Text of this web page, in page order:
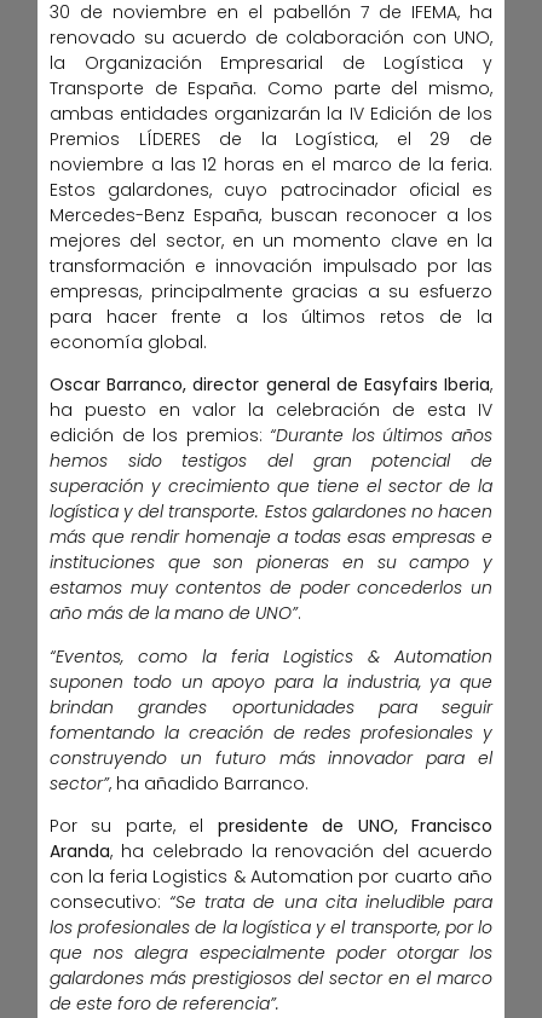
30 de noviembre en el pabellón 7 de IFEMA, ha
renovado su acuerdo de colaboración con UNO,
la Organización Empresarial de Logística y
Transporte de España. Como parte del mismo,
ambas entidades organizarán la IV Edición de los
Premios LÍDERES de la Logística, el 29 de
noviembre a las 12 horas en el marco de la feria.
Estos galardones, cuyo patrocinador oficial es
Mercedes-Benz España, buscan reconocer a los
mejores del sector, en un momento clave en la
transformación e innovación impulsado por las
empresas, principalmente gracias a su esfuerzo
para hacer frente a los últimos retos de la
economía global.
Oscar Barranco, director general de Easyfairs Iberia,
ha puesto en valor la celebración de esta IV
edición de los premios: “Durante los últimos años
hemos sido testigos del gran potencial de
superación y crecimiento que tiene el sector de la
logística y del transporte. Estos galardones no hacen
más que rendir homenaje a todas esas empresas e
instituciones que son pioneras en su campo y
estamos muy contentos de poder concederlos un
año más de la mano de UNO”.
“Eventos, como la feria Logistics & Automation
suponen todo un apoyo para la industria, ya que
brindan grandes oportunidades para seguir
fomentando la creación de redes profesionales y
construyendo un futuro más innovador para el
sector”, ha añadido Barranco.
Por su parte, el presidente de UNO, Francisco
Aranda, ha celebrado la renovación del acuerdo
con la feria Logistics & Automation por cuarto año
consecutivo: “Se trata de una cita ineludible para
los profesionales de la logística y el transporte, por lo
que nos alegra especialmente poder otorgar los
galardones más prestigiosos del sector en el marco
de este foro de referencia”.